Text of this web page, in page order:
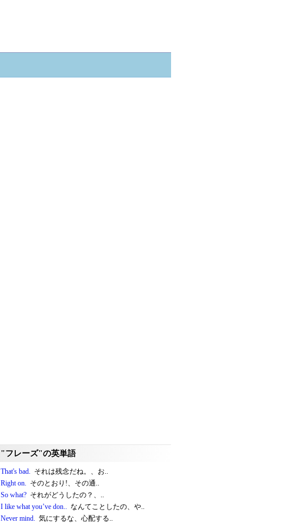
"フレーズ"の英単語
That's bad. それは残念だね。、お..
Right on. そのとおり!、その通..
So what? それがどうしたの？、..
I like what you’ve don.. なんてことしたの、や..
Never mind. 気にするな、心配する..